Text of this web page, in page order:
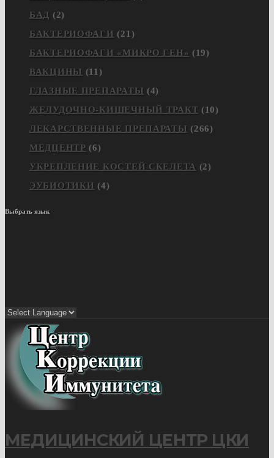
БАД (2)
БАКТЕРИОФАГИ (21)
БАКТЕРИОФАГИ «МИКРО ГЕН» (19)
ВАКЦИНЫ (11)
ГЛАЗНЫЕ ПРЕПАРАТЫ (4)
ЖЕЛУДОЧНО-КИШЕЧНЫЙ ТРАКТ (10)
ЛЕКАРСТВЕННЫЕ ПРЕПАРАТЫ (266)
МЕДЦЕНТР (6)
УКРЕПЛЕНИЕ КОСТЕЙ СКЕЛЕТА (2)
ЭУБИОТИКИ (4)
Выбрать язык
МЕДИЦИНСКИЙ ЦЕНТР ЦКИ